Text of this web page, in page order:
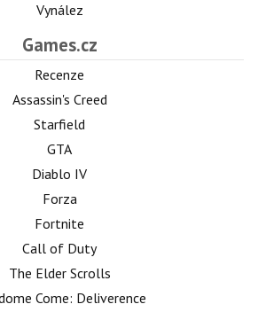
Vynález
Games.cz
Recenze
Assassin's Creed
Starfield
GTA
Diablo IV
Forza
Fortnite
Call of Duty
The Elder Scrolls
Come: Deliverence